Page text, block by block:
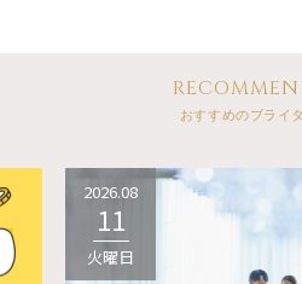
おすすめのブライ
2026.08
11
火曜日